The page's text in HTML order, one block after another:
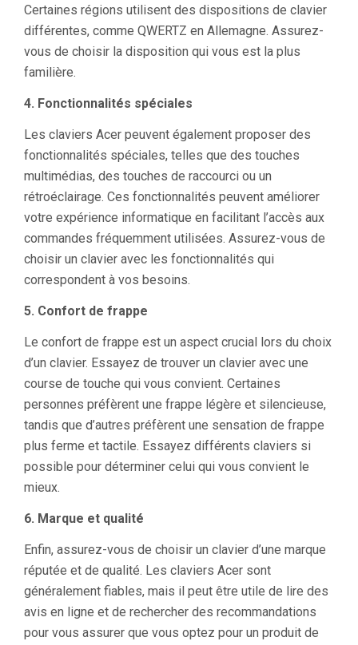
Certaines régions utilisent des dispositions de clavier
différentes, comme QWERTZ en Allemagne. Assurez-
vous de choisir la disposition qui vous est la plus
familière.
4. Fonctionnalités spéciales
Les claviers Acer peuvent également proposer des
fonctionnalités spéciales, telles que des touches
multimédias, des touches de raccourci ou un
rétroéclairage. Ces fonctionnalités peuvent améliorer
votre expérience informatique en facilitant l’accès aux
commandes fréquemment utilisées. Assurez-vous de
choisir un clavier avec les fonctionnalités qui
correspondent à vos besoins.
5. Confort de frappe
Le confort de frappe est un aspect crucial lors du choix
d’un clavier. Essayez de trouver un clavier avec une
course de touche qui vous convient. Certaines
personnes préfèrent une frappe légère et silencieuse,
tandis que d’autres préfèrent une sensation de frappe
plus ferme et tactile. Essayez différents claviers si
possible pour déterminer celui qui vous convient le
mieux.
6. Marque et qualité
Enfin, assurez-vous de choisir un clavier d’une marque
réputée et de qualité. Les claviers Acer sont
généralement fiables, mais il peut être utile de lire des
avis en ligne et de rechercher des recommandations
pour vous assurer que vous optez pour un produit de